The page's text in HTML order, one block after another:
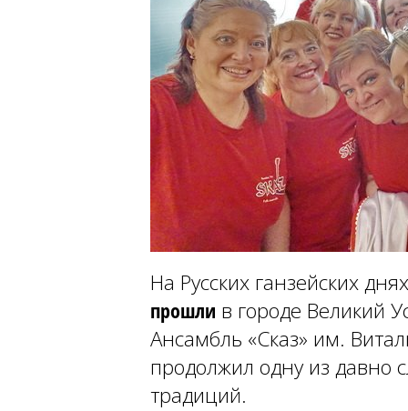
На Русских ганзейских
прошли в городе Великий
Ансамбль «Сказ» им.
продолжил одну из давно
традиций.